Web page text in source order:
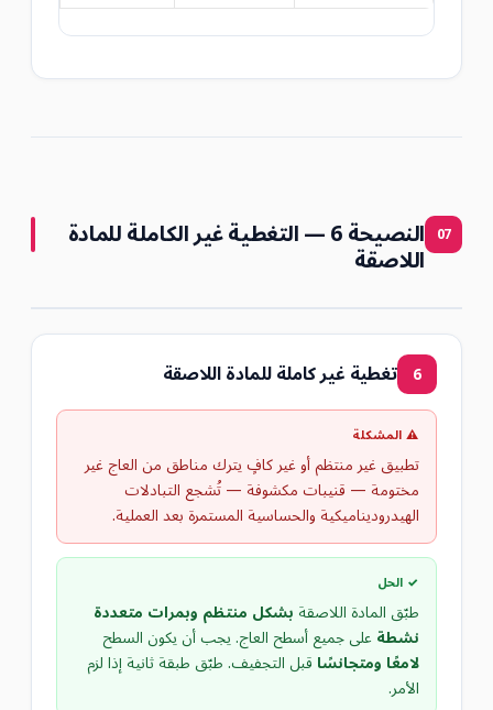
07 النصيحة 6 — التغطية غير الكاملة للمادة
اللاصقة
6 تغطية غير كاملة للمادة اللاصقة
⚠ المشكلة
تطبيق غير منتظم أو غير كافٍ يترك مناطق من العاج غير
مختومة — قنيبات مكشوفة — تُشجع التبادلات
الهيدروديناميكية والحساسية المستمرة بعد العملية.
✓ الحل
طبّق المادة اللاصقة بشكل منتظم وبمرات متعددة
نشطة على جميع أسطح العاج. يجب أن يكون السطح
لامعًا ومتجانسًا قبل التجفيف. طبّق طبقة ثانية إذا لزم
الأمر.